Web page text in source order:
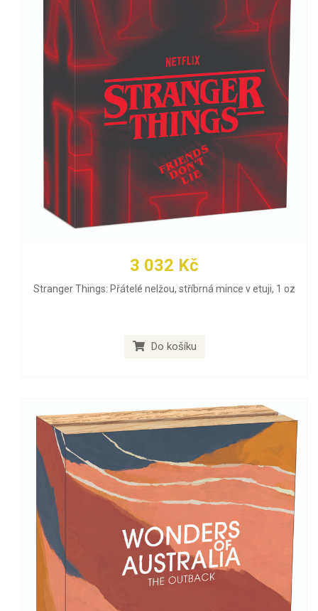
3 032 Kč
Stranger Things: Přátelé nelžou, stříbrná mince v etuji, 1 oz
Do košíku